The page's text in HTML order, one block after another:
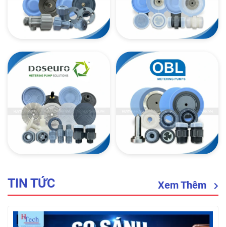
TIN TỨC Xem Thêm